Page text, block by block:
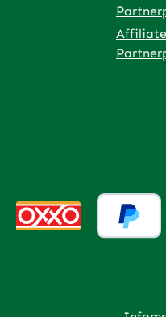
– öffnet in neuem Tab
– öffnet in neuem
uns auf LinkedIn – öffnet
Pinterest inspirieren –
dich mit uns auf Xing –
unsere Videos auf